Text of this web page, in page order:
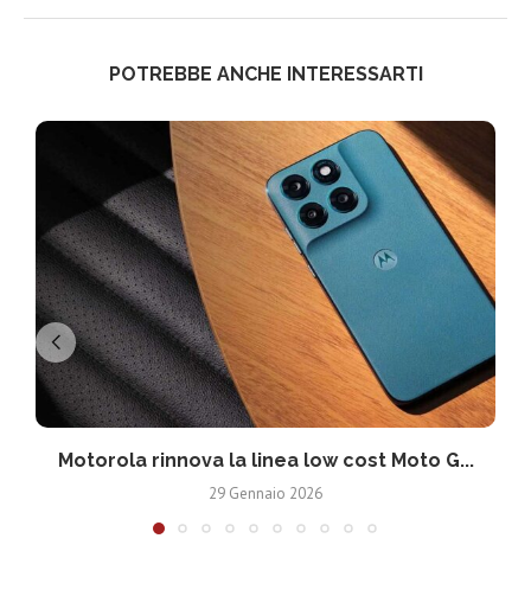
POTREBBE ANCHE INTERESSARTI
Motorola rinnova la linea low cost Moto G...
29 Gennaio 2026